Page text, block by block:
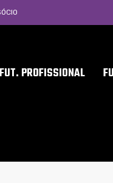
FUT. PROFISSIONAL